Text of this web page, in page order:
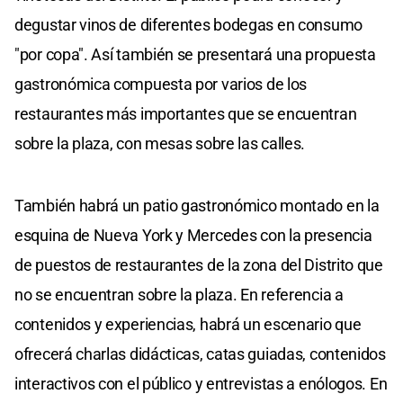
degustar vinos de diferentes bodegas en consumo
"por copa". Así también se presentará una propuesta
gastronómica compuesta por varios de los
restaurantes más importantes que se encuentran
sobre la plaza, con mesas sobre las calles.
También habrá un patio gastronómico montado en la
esquina de Nueva York y Mercedes con la presencia
de puestos de restaurantes de la zona del Distrito que
no se encuentran sobre la plaza. En referencia a
contenidos y experiencias, habrá un escenario que
ofrecerá charlas didácticas, catas guiadas, contenidos
interactivos con el público y entrevistas a enólogos. En